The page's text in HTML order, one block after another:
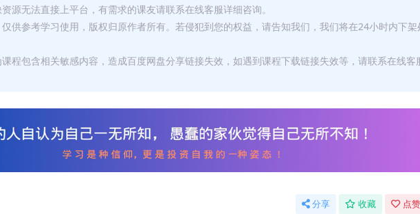
源无法直接上平台，有需求的课友请联系在线客服详细咨询。
供参考学习使用，版权归原作者所有。若侵犯到您的权益，请告知我们，我们将在24小时内下架
程包含相关敏感内容，造成百度网盘分享链接失效，如遇到课程下载链接失效等，请联系在线客
分享 收藏 点